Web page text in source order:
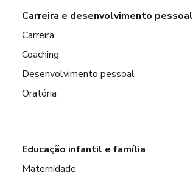
Carreira e desenvolvimento pessoal
Carreira
Coaching
Desenvolvimento pessoal
Oratória
Educação infantil e família
Maternidade